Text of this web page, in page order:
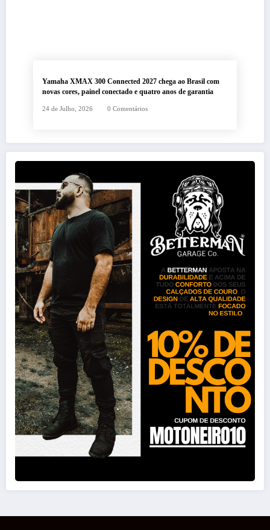
Yamaha XMAX 300 Connected 2027 chega ao Brasil com
novas cores, painel conectado e quatro anos de garantia
24 de Julho, 2026 0 Comentários